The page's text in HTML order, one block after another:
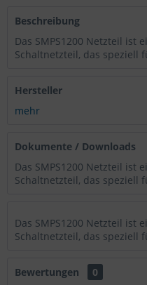
Beschreibung
Das SMPS1200 Netzteil ist
Schaltnetzteil, das speziell
Hersteller
mehr
Dokumente / Downloads
Das SMPS1200 Netzteil ist
Schaltnetzteil, das speziell
Das SMPS1200 Netzteil ist
Schaltnetzteil, das speziell
Bewertungen
0